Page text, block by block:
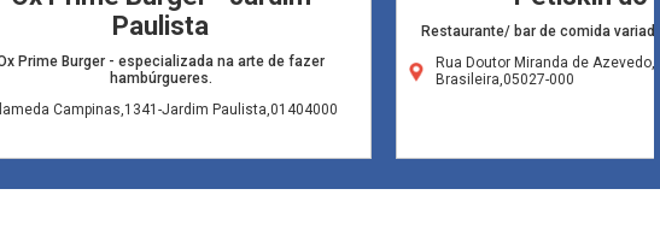
Paulista
Prime Burger - especializada na arte de fazer
hambúrgueres.
Campinas,1341-Jardim Paulista,01404000
Restaurante/ bar de comida
Rua Doutor Miranda de
Brasileira,05027-000